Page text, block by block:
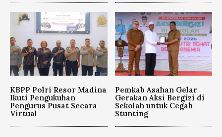
KBPP Polri Resor Madina
Ikuti Pengukuhan
Pengurus Pusat Secara
Virtual
Pemkab Asahan Gelar
Gerakan Aksi Bergizi di
Sekolah untuk Cegah
Stunting